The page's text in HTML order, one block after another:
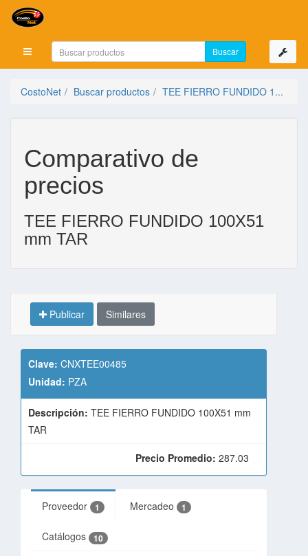
Mostrar menú
CostoNet Buscar productos TEE FIERRO FUNDIDO 1...
Comparativo de
precios
TEE FIERRO FUNDIDO 100X51
mm TAR
Publicar Similares
Clave: CNXTEE00485
Unidad: PZA
Descripción: TEE FIERRO FUNDIDO 100X51 mm
TAR
Precio Promedio: 287.03
Proveedor 1 Mercadeo 1
Catálogos 10